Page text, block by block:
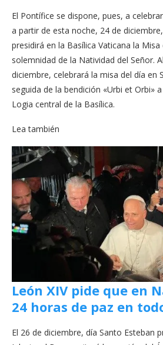
El Pontífice se dispone, pues, a
a partir de esta noche, 24 de
presidirá en la Basílica Vaticana la
solemnidad de la Natividad del Señor.
diciembre, celebrará la misa del día en
seguida de la bendición «Urbi et Orbi»
Logia central de la Basílica.
Lea también
León XIV pide que en
24 horas de paz en
El 26 de diciembre, día Santo Esteban